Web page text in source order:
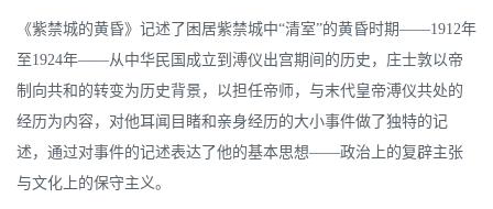
《紫禁城的黄昏》记述了困居紫禁城中“清室”的黄昏时期——1912年
至1924年——从中华民国成立到溥仪出宫期间的历史，庄士敦以帝
制向共和的转变为历史背景，以担任帝师，与末代皇帝溥仪共处的
经历为内容，对他耳闻目睹和亲身经历的大小事件做了独特的记
述，通过对事件的记述表达了他的基本思想——政治上的复辟主张
与文化上的保守主义。